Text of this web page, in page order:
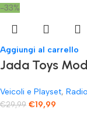
-33%
Aggiungi al carrello
Jada Toys
Veicoli e Playset,
€29,99 €19,99